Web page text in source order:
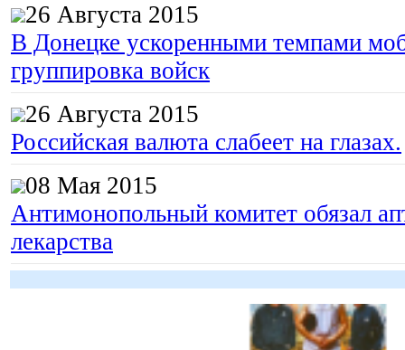
26 Августа 2015
В Донецке ускоренными темпами
группировка войск
26 Августа 2015
Российская валюта слабеет на глазах.
08 Мая 2015
Антимонопольный комитет обязал
лекарства